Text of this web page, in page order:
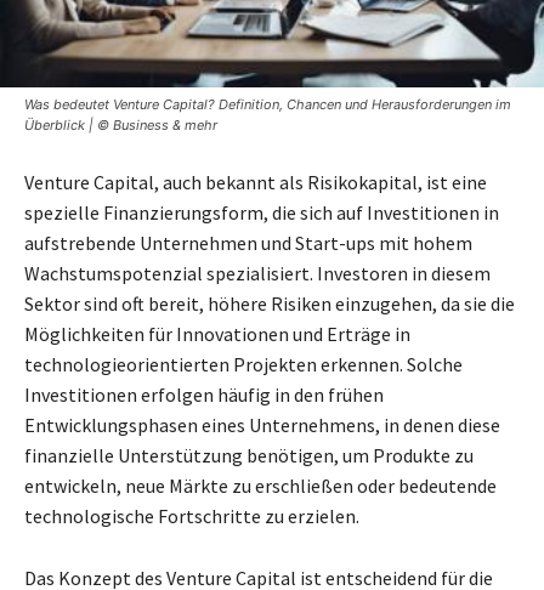
Was bedeutet Venture Capital? Definition, Chancen und Herausforderungen im
Überblick | © Business & mehr
Venture Capital, auch bekannt als Risikokapital, ist eine
spezielle Finanzierungsform, die sich auf Investitionen in
aufstrebende Unternehmen und Start-ups mit hohem
Wachstumspotenzial spezialisiert. Investoren in diesem
Sektor sind oft bereit, höhere Risiken einzugehen, da sie die
Möglichkeiten für Innovationen und Erträge in
technologieorientierten Projekten erkennen. Solche
Investitionen erfolgen häufig in den frühen
Entwicklungsphasen eines Unternehmens, in denen diese
finanzielle Unterstützung benötigen, um Produkte zu
entwickeln, neue Märkte zu erschließen oder bedeutende
technologische Fortschritte zu erzielen.
Das Konzept des Venture Capital ist entscheidend für die